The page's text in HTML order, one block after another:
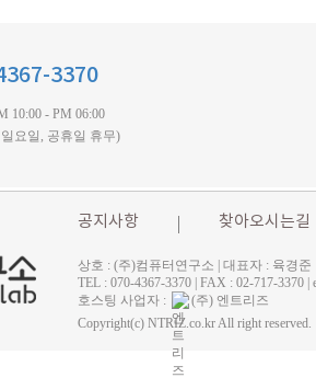
3370
10:00 - PM 06:00
요일, 공휴일 휴무)
공지사항 찾아오시는길
상호 : (주)컴퓨터연구소 | 대표자 : 육경
TEL : 070-4367-3370 | FAX : 02-717-
호스팅 사업자 :
(주) 엔트리즈
Copyright(c) NTRIZ.co.kr All right reserved.